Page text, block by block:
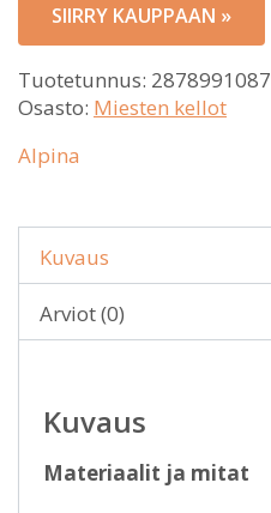
SIIRRY KAUPPAAN »
Tuotetunnus: 2878991087
Osasto: Miesten kellot
Alpina
Kuvaus
Arviot (0)
Kuvaus
Materiaalit ja mitat